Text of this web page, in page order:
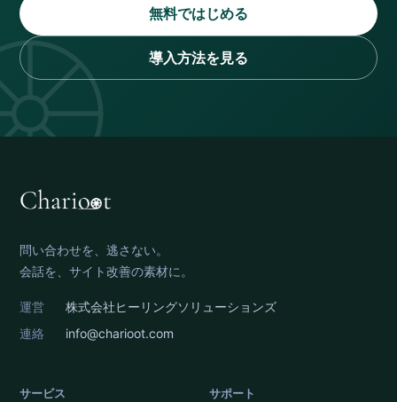
無料ではじめる
導入方法を見る
問い合わせを、逃さない。
会話を、サイト改善の素材に。
運営
株式会社ヒーリングソリューションズ
連絡
info@charioot.com
サービス サポート